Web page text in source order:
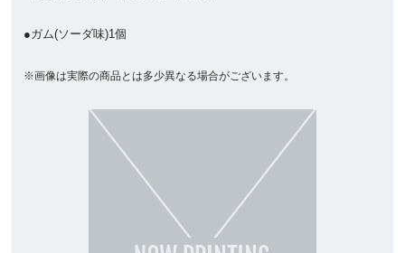
●ガム(ソーダ味)1個
※画像は実際の商品とは多少異なる場合がございます。